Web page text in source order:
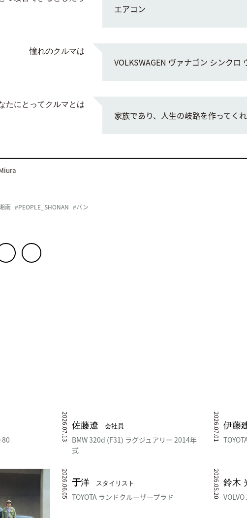
エアコン
憧れのクルマは
VOLKSWAGEN ヴァナゴン シンクロ
たにとってクルマとは
家族であり、人生の岐路を作ってくれ
南 #PEOPLE_SHONAN #バン
80 2026.07.13 佐藤遼 会社員
BMW 320d (F31) ラグジュアリー 2014年
式
2026.07.01 伊藤
2026.06.05 于洋 スタイリスト
TOYOTA ランドクルーザープラド 2026.05.20 鈴木